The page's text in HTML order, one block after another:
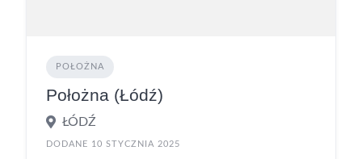
POŁOŻNA
Położna (Łódź)
ŁÓDŹ
DODANE 10 STYCZNIA 2025